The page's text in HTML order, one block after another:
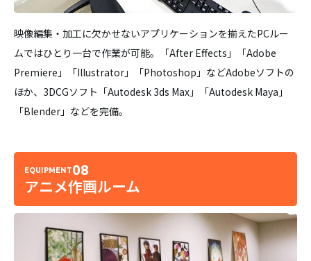
映像編集・加工に欠かせないアプリケーションを揃えたPCルー
ムではひとり一台で作業が可能。「After Effects」「Adobe
Premiere」「Illustrator」「Photoshop」などAdobeソフトの
ほか、3DCGソフト「Autodesk 3ds Max」「Autodesk Maya」
「Blender」などを完備。
EQUIPMENT08
アニメ作画ルーム